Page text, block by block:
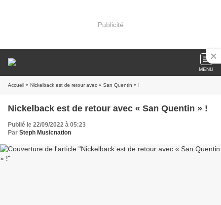
Publicité
MENU
Accueil » Nickelback est de retour avec « San Quentin » !
Nickelback est de retour avec « San Quentin » !
Publié le 22/09/2022 à 05:23
Par Steph Musicnation